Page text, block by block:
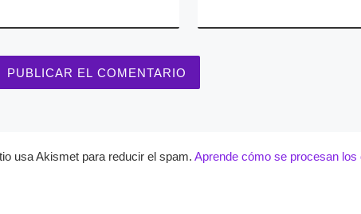
usa Akismet para reducir el spam. Aprende cómo se procesan